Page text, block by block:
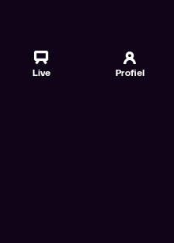
Live Profiel